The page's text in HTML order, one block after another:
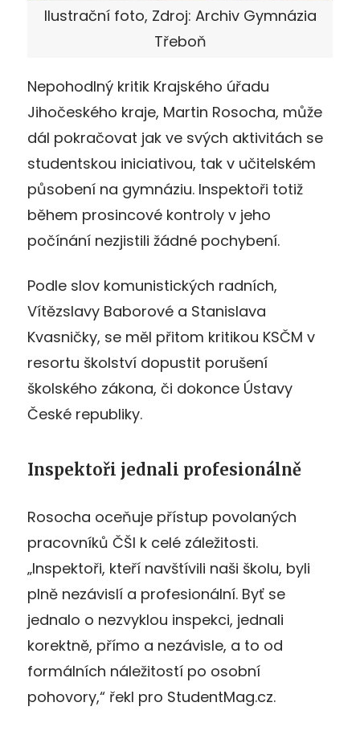
Ilustrační foto, Zdroj: Archiv Gymnázia
Třeboň
Nepohodlný kritik Krajského úřadu
Jihočeského kraje, Martin Rosocha, může
dál pokračovat jak ve svých aktivitách se
studentskou iniciativou, tak v učitelském
působení na gymnáziu. Inspektoři totiž
během prosincové kontroly v jeho
počínání nezjistili žádné pochybení.
Podle slov komunistických radních,
Vítězslavy Baborové a Stanislava
Kvasničky, se měl přitom kritikou KSČM v
resortu školství dopustit porušení
školského zákona, či dokonce Ústavy
České republiky.
Inspektoři jednali profesionálně
Rosocha oceňuje přístup povolaných
pracovníků ČŠI k celé záležitosti.
„Inspektoři, kteří navštívili naši školu, byli
plně nezávislí a profesionální. Byť se
jednalo o nezvyklou inspekci, jednali
korektně, přímo a nezávisle, a to od
formálních náležitostí po osobní
pohovory,“ řekl pro StudentMag.cz.